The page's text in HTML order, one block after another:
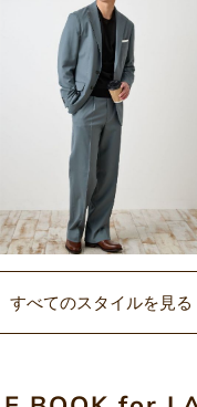
すべてのスタイルを見る